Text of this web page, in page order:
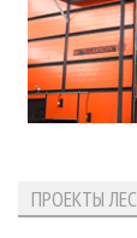
ПРОЕКТЫ